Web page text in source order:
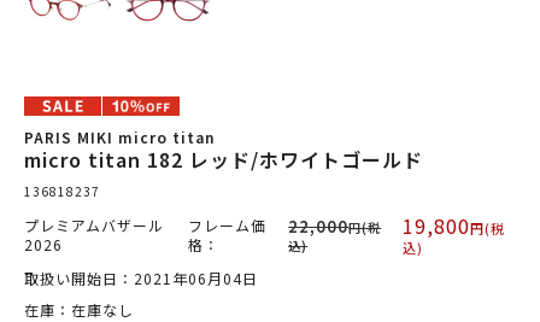
PARIS MIKI micro titan
micro titan 182 レッド/ホワイトゴールド
136818237
プレミアムバザール
2026
フレーム価
格：
22,000円(税
込)
19,800円(税
込)
取扱い開始日：2021年06月04日
在庫：在庫なし